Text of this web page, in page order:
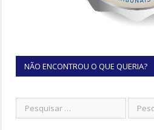
NÃO ENCONTROU O QUE QUERIA?